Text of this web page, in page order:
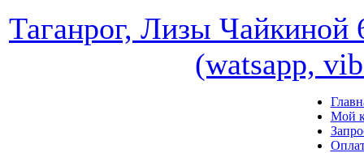
Таганрог, Лизы
(watsapp,
Мой